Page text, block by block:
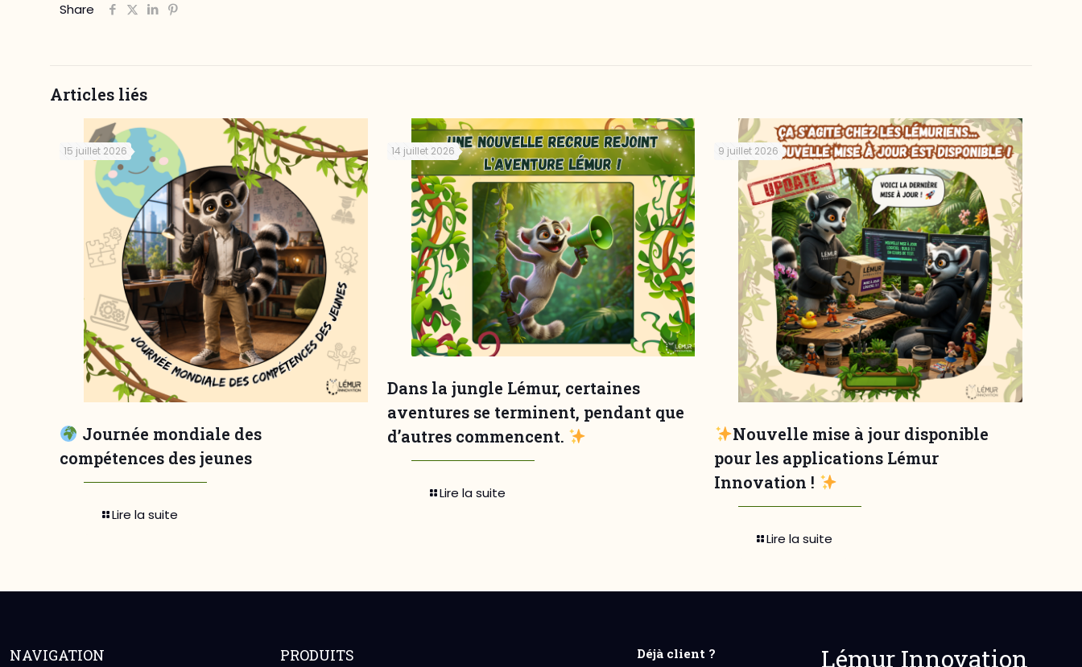
Share
Articles liés
15 juillet 2026
Journée mondiale des
compétences des jeunes
Lire la suite
14 juillet 2026
Dans la jungle Lémur, certaines
aventures se terminent, pendant que
d’autres commencent.
Lire la suite
9 juillet 2026
Nouvelle mise à jour disponible
pour les applications Lémur
Innovation !
Lire la suite
NAVIGATION PRODUITS Déjà client ? Lémur Innovation